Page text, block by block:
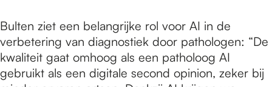
Bulten ziet een belangrijke rol voor AI in de
verbetering van diagnostiek door pathologen: “De
kwaliteit gaat omhoog als een patholoog AI
gebruikt als een digitale second opinion, zeker bij